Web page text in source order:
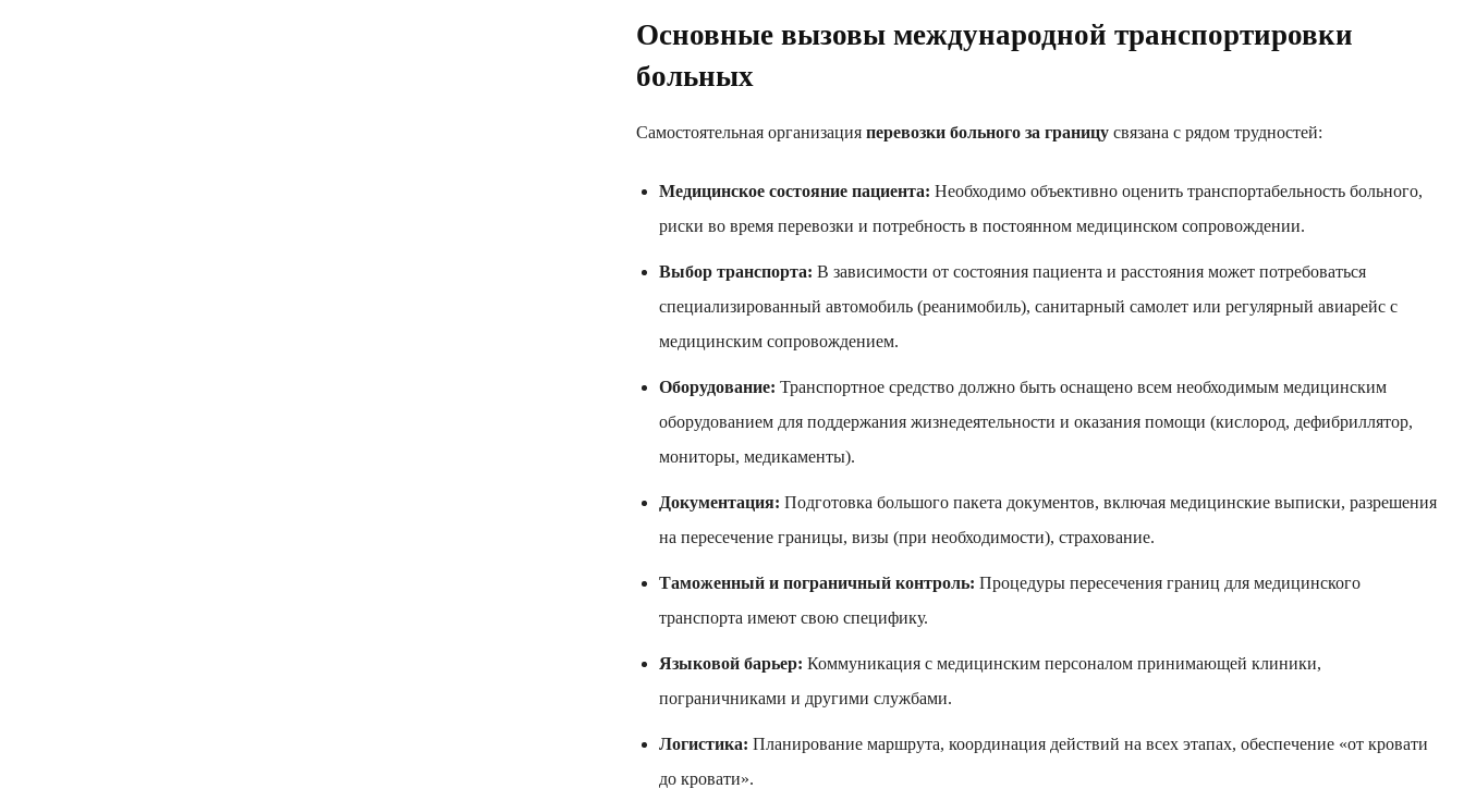
Основные вызовы международной транспортировки
больных
Самостоятельная организация перевозки больного за границу связана с рядом трудностей:
Медицинское состояние пациента: Необходимо объективно оценить транспортабельность больного,
риски во время перевозки и потребность в постоянном медицинском сопровождении.
Выбор транспорта: В зависимости от состояния пациента и расстояния может потребоваться
специализированный автомобиль (реанимобиль), санитарный самолет или регулярный авиарейс с
медицинским сопровождением.
Оборудование: Транспортное средство должно быть оснащено всем необходимым медицинским
оборудованием для поддержания жизнедеятельности и оказания помощи (кислород, дефибриллятор,
мониторы, медикаменты).
Документация: Подготовка большого пакета документов, включая медицинские выписки, разрешения
на пересечение границы, визы (при необходимости), страхование.
Таможенный и пограничный контроль: Процедуры пересечения границ для медицинского
транспорта имеют свою специфику.
Языковой барьер: Коммуникация с медицинским персоналом принимающей клиники,
пограничниками и другими службами.
Логистика: Планирование маршрута, координация действий на всех этапах, обеспечение «от кровати
до кровати».